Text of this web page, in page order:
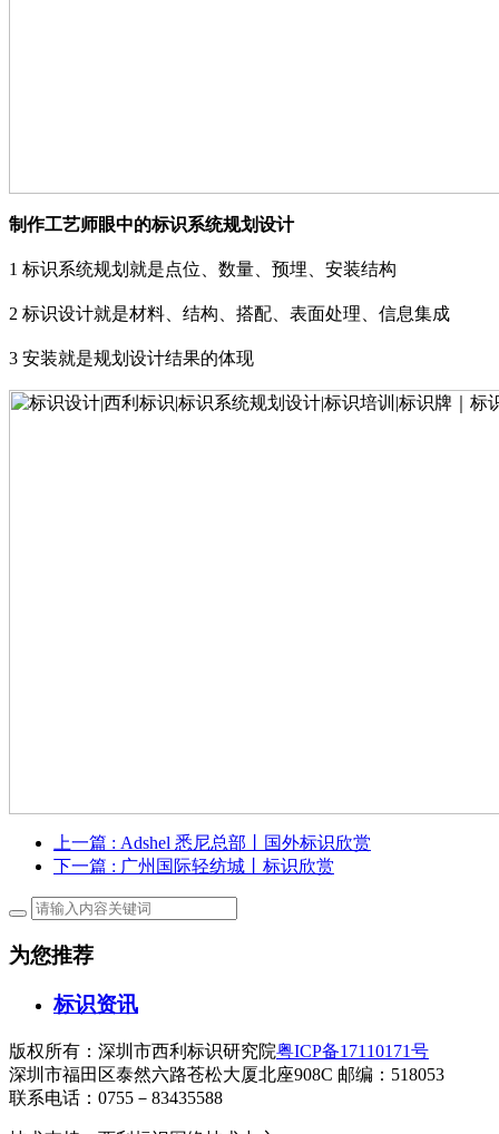
制作工艺师眼中的标识系统规划设计
1 标识系统规划就是点位、数量、预埋、安装结构
2 标识设计就是材料、结构、搭配、表面处理、信息集成
3 安装就是规划设计结果的体现
上一篇 : Adshel 悉尼总部丨国外标识欣赏
下一篇 : 广州国际轻纺城丨标识欣赏
为您推荐
标识资讯
版权所有：深圳市西利标识研究院粤ICP备17110171号
深圳市福田区泰然六路苍松大厦北座908C 邮编：518053
联系电话：0755－83435588